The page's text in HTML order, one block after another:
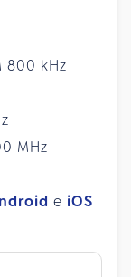
800 kHz
MHz -
e iOS